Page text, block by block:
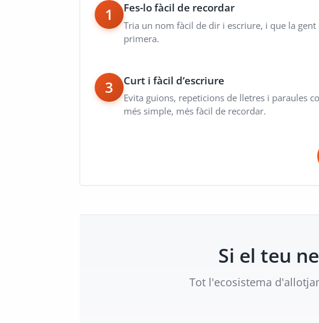
1 Fes-lo fàcil de recordar
Tria un nom fàcil de dir i escriure, i que la gent
primera.
3 Curt i fàcil d’escriure
Evita guions, repeticions de lletres i paraules
més simple, més fàcil de recordar.
Si el teu
Tot l'ecosistema